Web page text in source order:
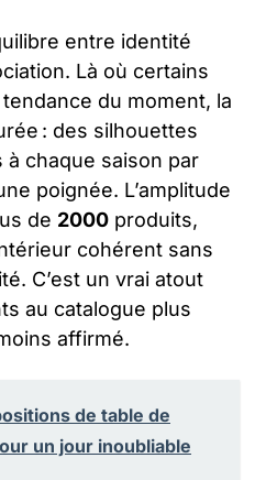
entre identité
Là où certains
du moment, la
: des silhouettes
chaque saison par
poignée. L’amplitude
de 2000 produits,
cohérent sans
C’est un vrai atout
au catalogue plus
affirmé.
de table de
un jour inoubliable